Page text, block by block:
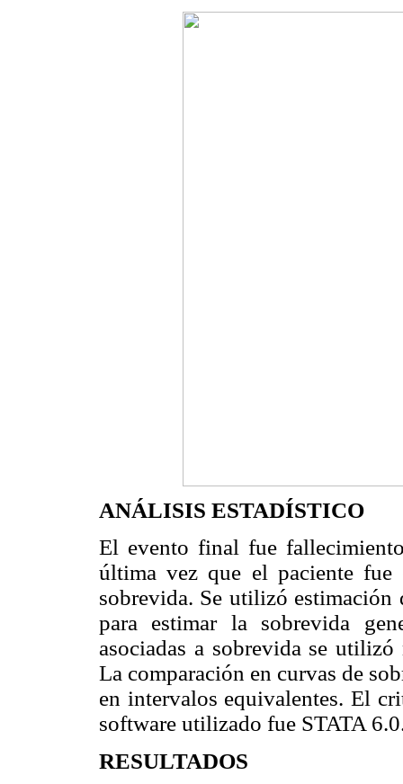
ANÁLISIS ESTADÍSTICO
El evento final fue
última vez que el paciente fue
sobrevida. Se utilizó estimación
para estimar la sobrevida
asociadas a sobrevida se
La comparación en curvas de
en intervalos equivalentes. El
software utilizado fue STATA
RESULTADOS